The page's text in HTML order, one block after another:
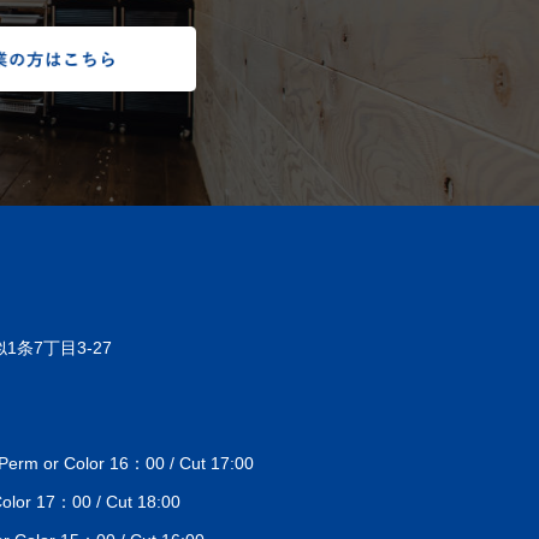
1条7丁目3-27
or Color 16：00 / Cut 17:00
17：00 / Cut 18:00